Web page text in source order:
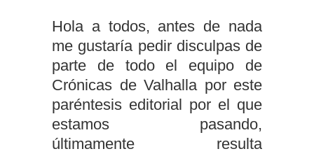
Hola a todos, antes de nada
me gustaría pedir disculpas de
parte de todo el equipo de
Crónicas de Valhalla por este
paréntesis editorial por el que
estamos pasando,
últimamente resulta